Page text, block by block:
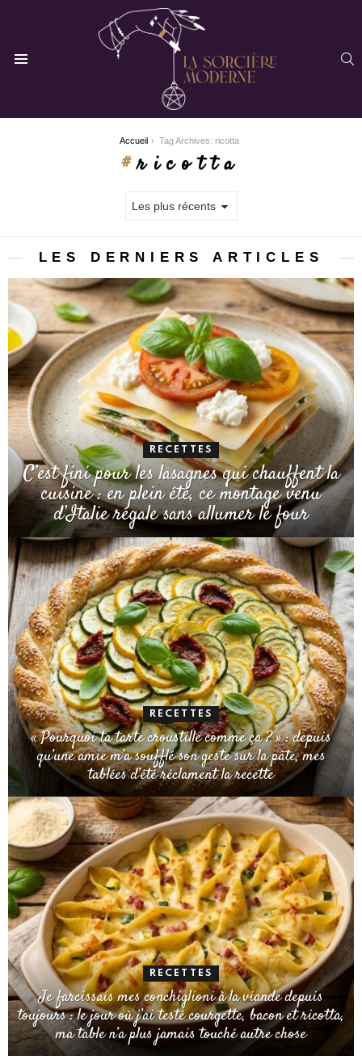
Accueil Tag Archives: ricotta
ricotta
LES DERNIERS ARTICLES
RECETTES
C’est fini pour les lasagnes qui chauffent la
cuisine : en plein été, ce montage venu
d’Italie régale sans allumer le four
RECETTES
« Pourquoi ta tarte croustille comme ça ? » : depuis
qu’une amie m’a soufflé son geste sur la pâte, mes
tablées d’été réclament la recette
RECETTES
Je farcissais mes conchiglioni à la viande depuis
toujours : le jour où j’ai testé courgette, bacon et ricotta,
ma table n’a plus jamais touché autre chose